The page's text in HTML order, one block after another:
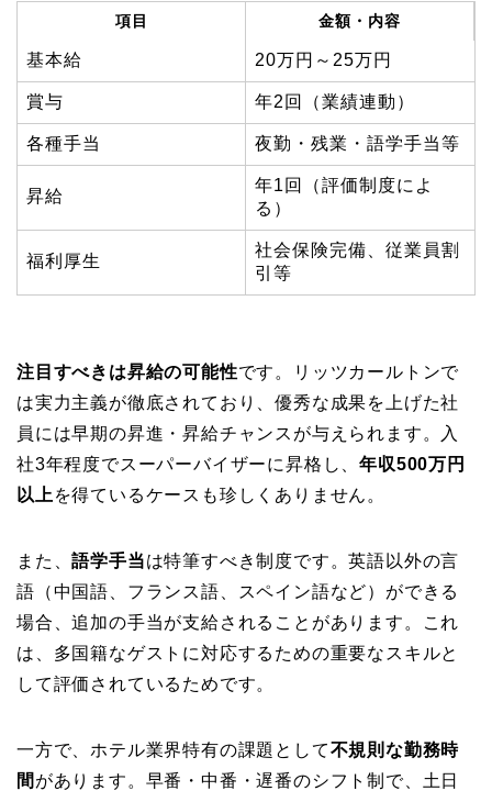
項目 金額・内容
基本給 20万円～25万円
賞与 年2回（業績連動）
各種手当 夜勤・残業・語学手当等
昇給
年1回（評価制度によ
る）
福利厚生
社会保険完備、従業員割
引等
注目すべきは昇給の可能性です。リッツカールトンで
は実力主義が徹底されており、優秀な成果を上げた社
員には早期の昇進・昇給チャンスが与えられます。入
社3年程度でスーパーバイザーに昇格し、年収500万円
以上 を得ているケースも珍しくありません。
また、語学手当は特筆すべき制度です。英語以外の言
語（中国語、フランス語、スペイン語など）ができる
場合、追加の手当が支給されることがあります。これ
は、多国籍なゲストに対応するための重要なスキルと
して評価されているためです。
一方で、ホテル業界特有の課題として不規則な勤務時
間 があります。早番・中番・遅番のシフト制で、土日